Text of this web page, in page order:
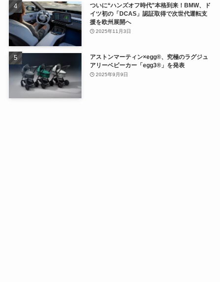
ついに“ハンズオフ時代”本格到来！BMW、ド
イツ初の「DCAS」認証取得で次世代運転支
援を欧州展開へ
2025年11月3日
アストンマーティン×egg®、究極のラグジュ
アリーベビーカー「egg3®」を発表
2025年9月9日